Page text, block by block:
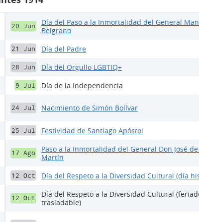
20 Jun
Día del Paso a la Inmortalidad del General
Belgrano
21 Jun Día del Padre
28 Jun Día del Orgullo LGBTIQ+
9 Jul Día de la Independencia
24 Jul Nacimiento de Simón Bolívar
25 Jul Festividad de Santiago Apóstol
17 Ago
Paso a la Inmortalidad del General Don José de
Martín
12 Oct Día del Respeto a la Diversidad Cultural (día
12 Oct
Día del Respeto a la Diversidad Cultural
trasladable)